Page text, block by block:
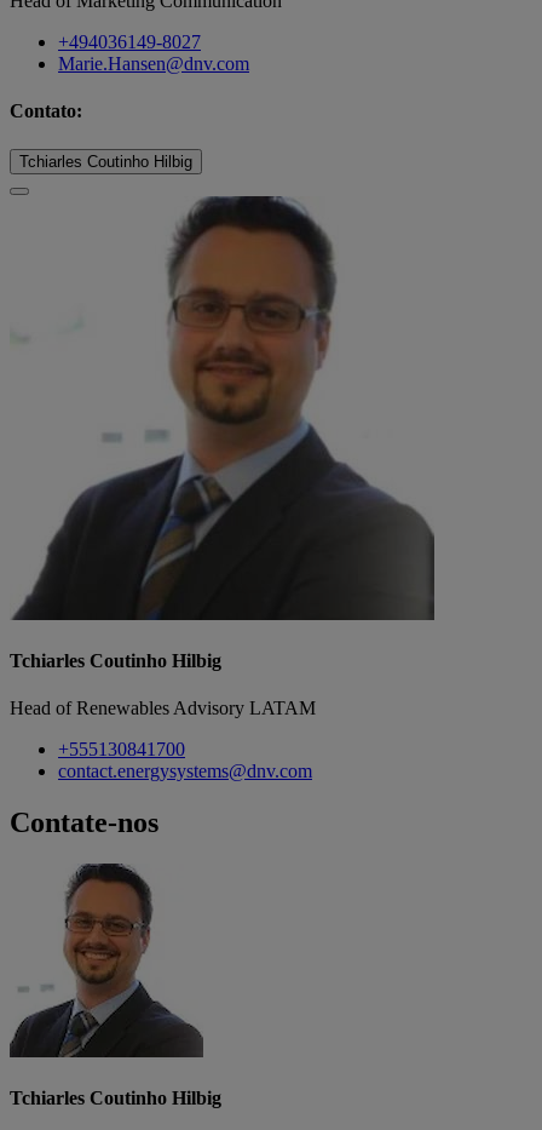
+494036149-8027
Marie.Hansen@dnv.com
Contato:
Tchiarles Coutinho Hilbig
Tchiarles Coutinho Hilbig
Head of Renewables Advisory LATAM
+555130841700
contact.energysystems@dnv.com
Contate-nos
Tchiarles Coutinho Hilbig